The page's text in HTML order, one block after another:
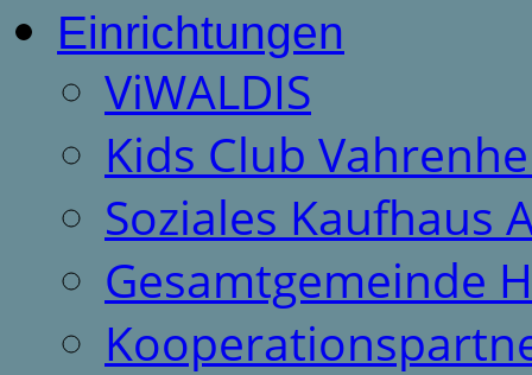
Einrichtungen
ViWALDIS
Kids Club
Soziales Kaufhaus
Gesamtgemeinde